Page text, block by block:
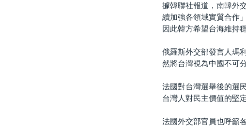
據韓聯社報道，南韓外
續加強各領域實質合作
因此韓方希望台海維持
俄羅斯外交部發言人瑪
然將台灣視為中國不可
法國對台灣選舉後的選
台灣人對民主價值的堅
法國外交部官員也呼籲